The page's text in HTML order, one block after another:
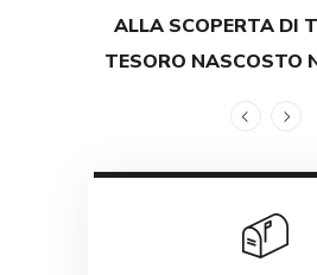
ALLA SCOPERTA DI
TESORO NASCOSTO